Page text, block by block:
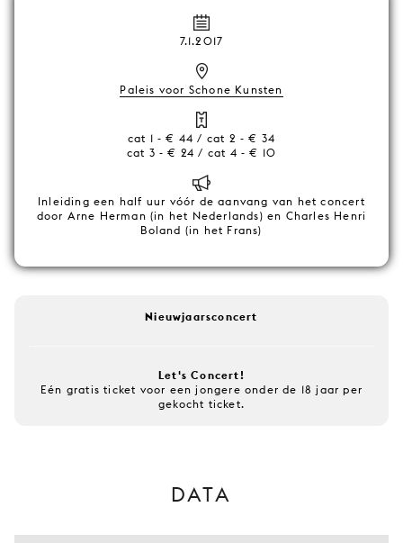
7.1.2017
Paleis voor Schone Kunsten
cat 1 - € 44 / cat 2 - € 34
cat 3 - € 24 / cat 4 - € 10
Inleiding een half uur vóór de aanvang van het concert
door Arne Herman (in het Nederlands) en Charles Henri
Boland (in het Frans)
Nieuwjaarsconcert
Let's Concert!
Eén gratis ticket voor een jongere onder de 18 jaar per
gekocht ticket.
DATA